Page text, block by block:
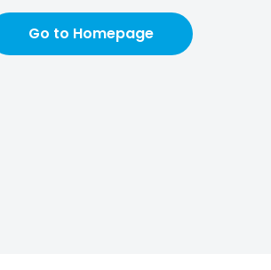
Go to Homepage